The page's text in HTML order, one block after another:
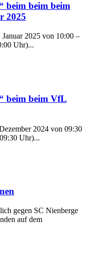
beim beim beim
2025
2025 von 10:00 –
Uhr)...
beim beim VfL
2024 von 09:30
Uhr)...
gegen SC Nienberge
auf dem